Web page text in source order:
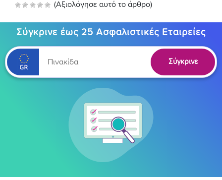
(Αξιολόγησε αυτό το άρθρο)
Σύγκρινε έως 25 Ασφαλιστικές Εταιρείες
Σύγκρινε